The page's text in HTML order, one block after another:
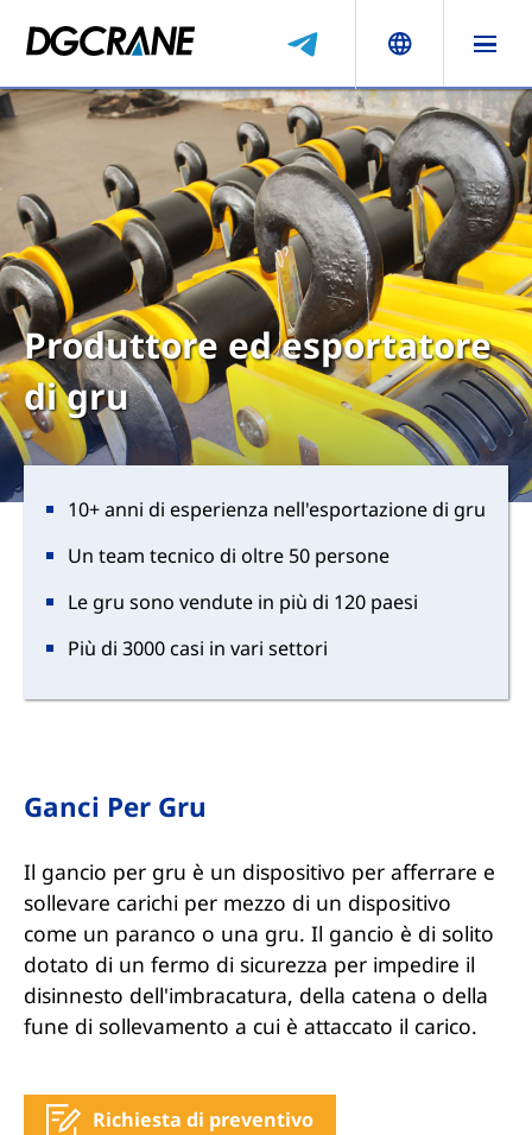
Produttore ed esportatore
di gru
10+ anni di esperienza nell'esportazione di gru
Un team tecnico di oltre 50 persone
Le gru sono vendute in più di 120 paesi
Più di 3000 casi in vari settori
Ganci Per Gru
Il gancio per gru è un dispositivo per afferrare e
sollevare carichi per mezzo di un dispositivo
come un paranco o una gru. Il gancio è di solito
dotato di un fermo di sicurezza per impedire il
disinnesto dell'imbracatura, della catena o della
fune di sollevamento a cui è attaccato il carico.
Richiesta di preventivo